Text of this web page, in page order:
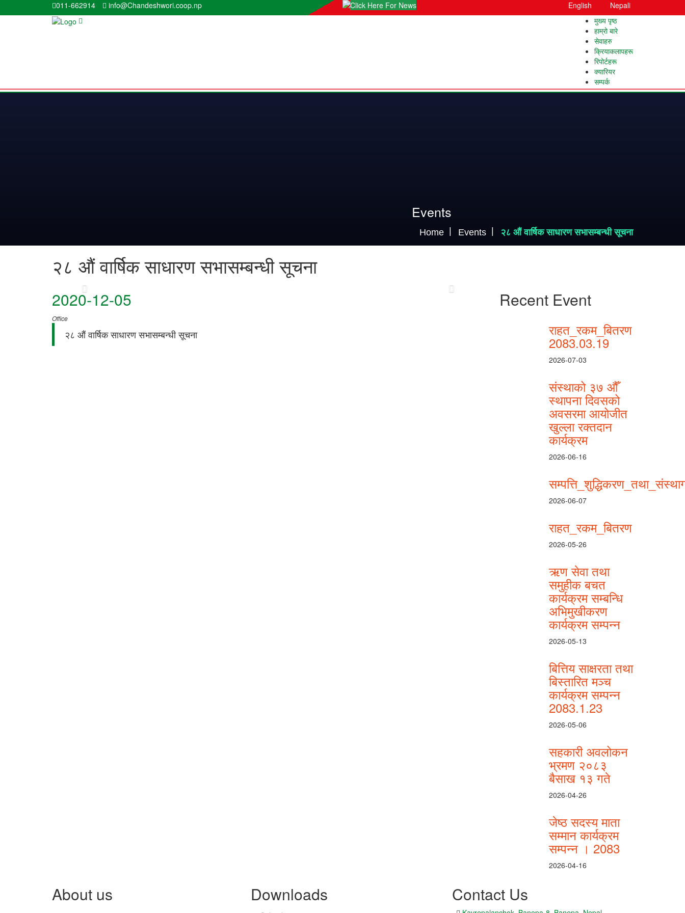
011-662914 info@Chandeshwori.coop.np Click Here For News English
Nepali
मुख्य पृष्ठ
हाम्रो बारे
सेवाहरु
क्रियाकलापहरू
रिपोर्टहरू
क्यारियर
सम्पर्क
Events
Home Events २८ औं वार्षिक साधारण सभासम्बन्धी सूचना
२८ औं वार्षिक साधारण सभासम्बन्धी सूचना
2020-12-05
Office
२८ औं वार्षिक साधारण सभासम्बन्धी सूचना
Recent Event
राहत_रकम_बितरण
2083.03.19
2026-07-03
संस्थाको ३७ औँ
स्थापना दिवसको
अवसरमा आयोजीत
खुल्ला रक्तदान
कार्यक्रम
2026-06-16
2026-06-07
राहत_रकम_बितरण
2026-05-26
ऋण सेवा तथा
समुहीक बचत
कार्यक्रम सम्बन्धि
अभिमुखीकरण
कार्यक्रम सम्पन्न
2026-05-13
बित्तिय साक्षरता तथा
बिस्तारित मञ्च
कार्यक्रम सम्पन्न
2083.1.23
2026-05-06
सहकारी अवलोकन
भ्रमण २०८३
बैसाख १३ गते
2026-04-26
जेष्ठ सदस्य माता
सम्मान कार्यक्रम
सम्पन्न । 2083
2026-04-16
About us Downloads Contact Us